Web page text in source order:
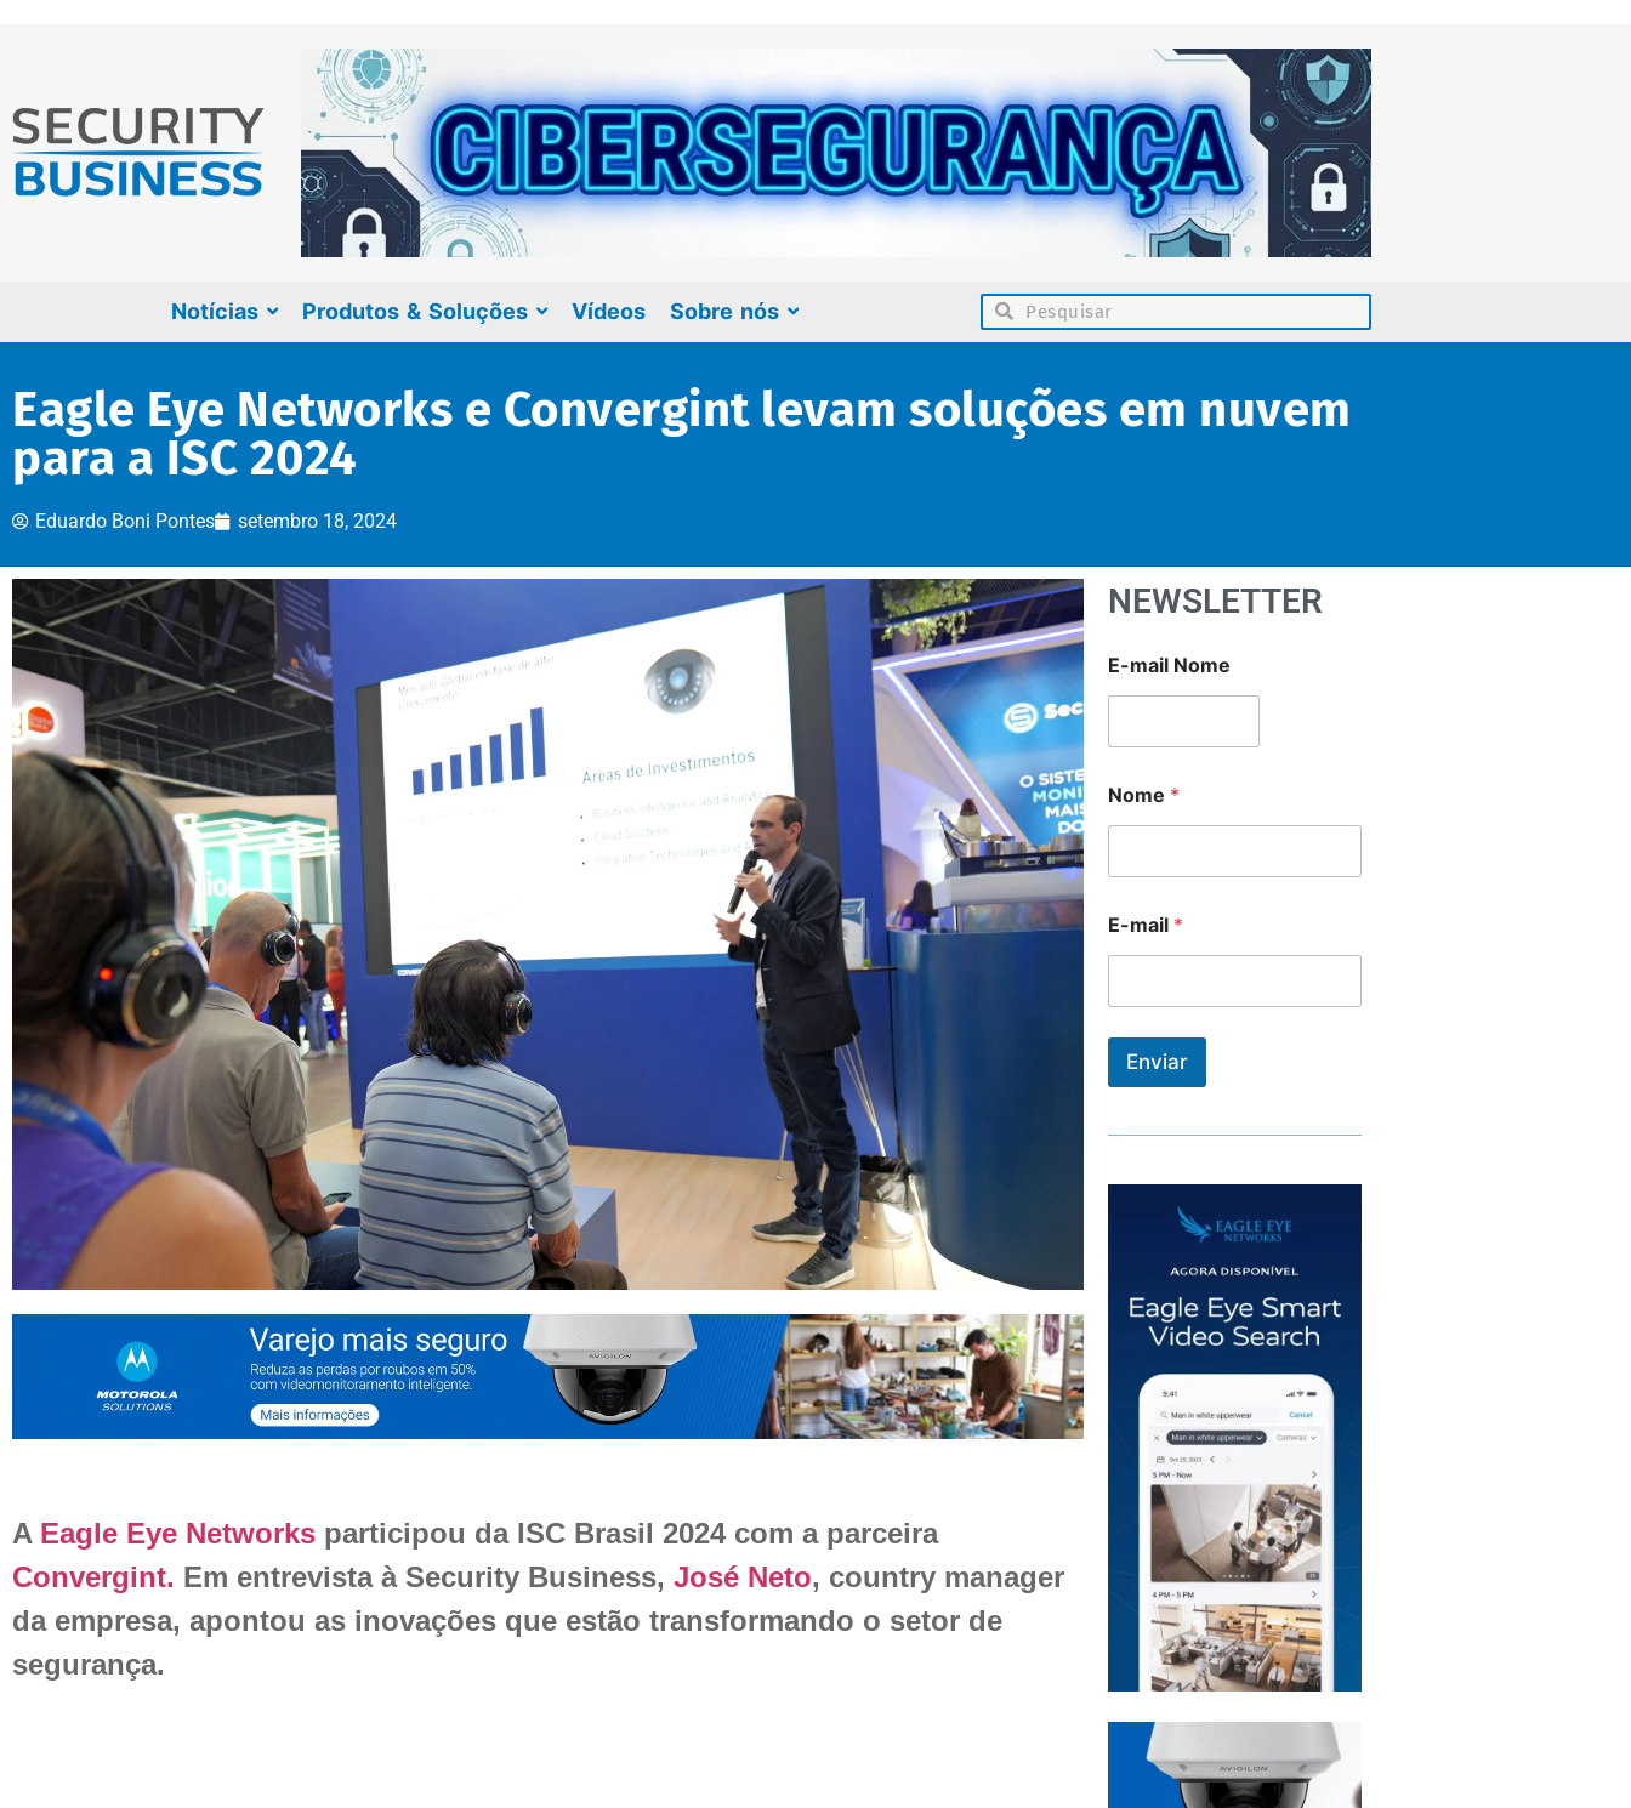
Notícias Produtos & Soluções Vídeos Sobre nós
Eagle Eye Networks e Convergint levam soluções em nuvem
para a ISC 2024
Eduardo Boni Pontes setembro 18, 2024
A Eagle Eye Networks participou da ISC Brasil 2024 com a parceira
Convergint. Em entrevista à Security Business, José Neto, country manager
da empresa, apontou as inovações que estão transformando o setor de
segurança.
NEWSLETTER
E-mail Nome
Nome *
E-mail *
Enviar